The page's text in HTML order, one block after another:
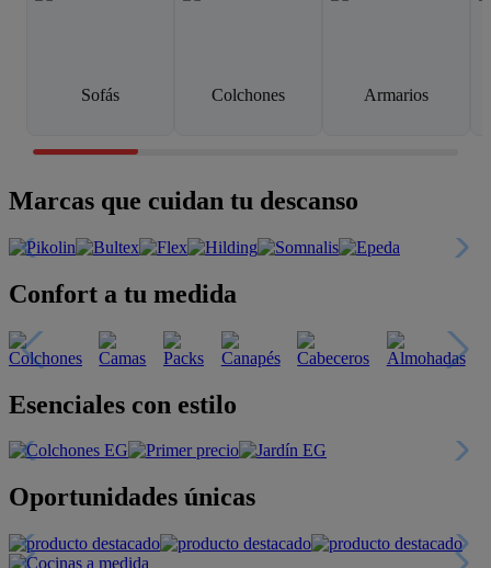
Sofás Colchones Armarios
Marcas que cuidan tu descanso
Confort a tu medida
Esenciales con estilo
Oportunidades únicas